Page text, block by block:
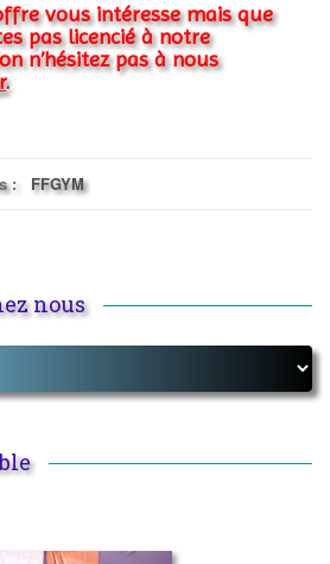
vous intéresse mais que
pas licencié à notre
n’hésitez pas à nous
.
: FFGYM
nous